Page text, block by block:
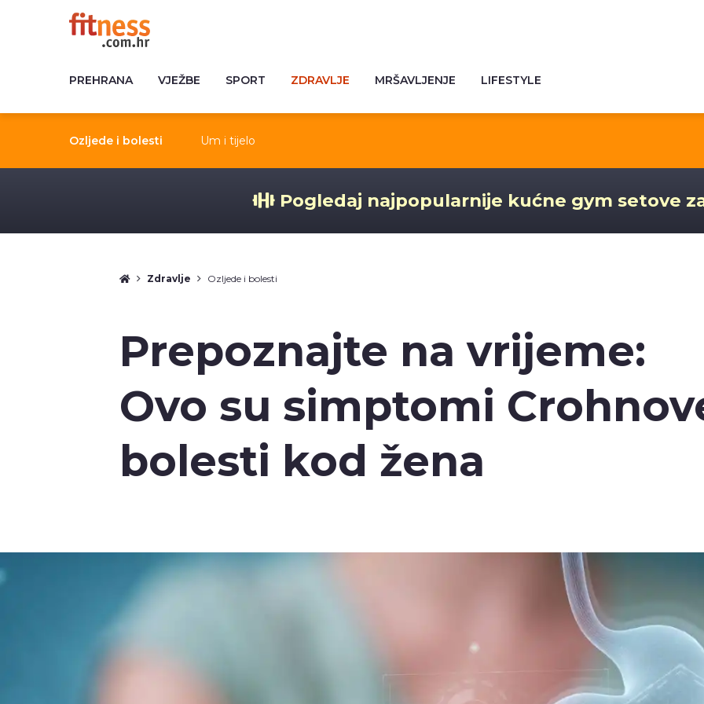
PREHRANA VJEŽBE SPORT ZDRAVLJE MRŠAVLJENJE LIFESTYLE
Ozljede i bolesti Um i tijelo
Pogledaj najpopularnije kućne gym setove
Zdravlje Ozljede i bolesti
Prepoznajte na vrijeme:
Ovo su simptomi
bolesti kod žena